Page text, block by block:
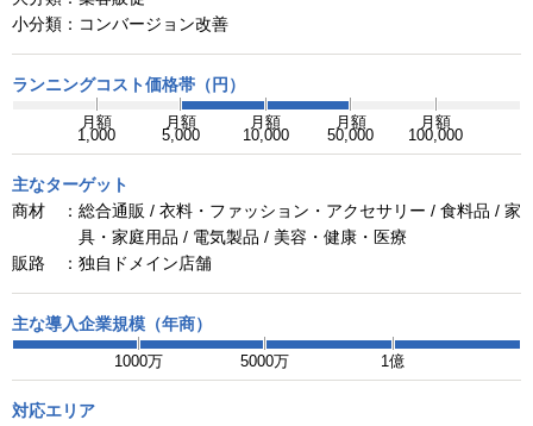
小分類： コンバージョン改善
ランニングコスト価格帯（円）
月額 月額 月額 月額 月額
1,000 5,000 10,000 50,000 100,000
主なターゲット
商材 ： 総合通販 / 衣料・ファッション・アクセサリー / 食料品 / 家
具・家庭用品 / 電気製品 / 美容・健康・医療
販路 ： 独自ドメイン店舗
主な導入企業規模（年商）
1000万 5000万 1億
対応エリア